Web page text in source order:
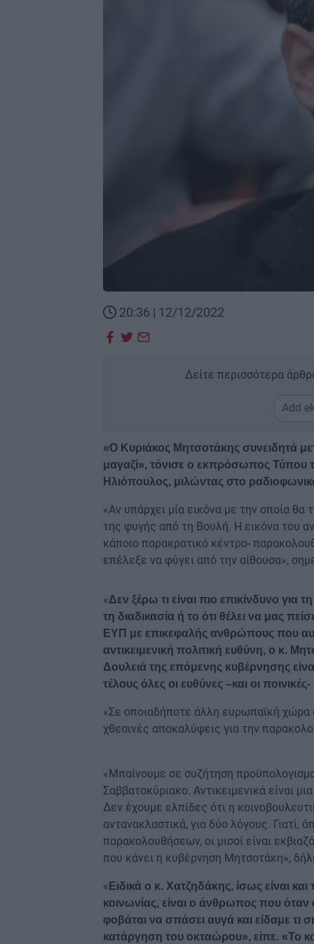
20:36 | 12/12/2022
Δείτε περισσότερα
Add
«Ο Κυριάκος Μητσοτάκης συνειδητά
μαγαζί», τόνισε ο εκπρόσωπος Τύπου
Ηλιόπουλος, μιλώντας στο
«Αν υπάρχει μία εικόνα με την οποία θα
της φυγής από τη Βουλή. Η εικόνα του
κάποιο παρακρατικό κέντρο-
επέλεξε να φύγει από την αίθουσα»,
«Δεν ξέρω τι είναι πιο επικίνδυνο για
τη διαδικασία ή το ότι θέλει να μας
ΕΥΠ με επικεφαλής ανθρώπους που
αντικειμενική πολιτική ευθύνη, ο κ.
Δουλειά της επόμενης κυβέρνησης
τέλους όλες οι ευθύνες –και οι
«Σε οποιαδήποτε άλλη ευρωπαϊκή χώρα
χθεσινές αποκαλύψεις για την
«Μπαίνουμε σε συζήτηση
Σαββατοκύριακο. Αντικειμενικά είναι
Δεν έχουμε ελπίδες ότι η
αντανακλαστικά, για δύο λόγους.
παρακολουθήσεων, οι μισοί είναι
που κάνει η κυβέρνηση Μητσοτάκη»,
« Ειδικά ο κ. Χατζηδάκης, ίσως είναι
κοινωνίας, είναι ο άνθρωπος που όταν
φοβάται να σπάσει αυγά και είδαμε
κατάργηση του οκταώρου», είπε. «Το